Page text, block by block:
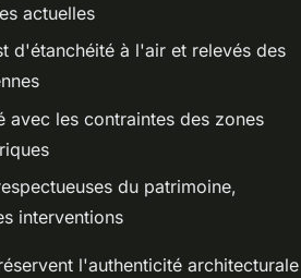
actuelles
d'étanchéité à l'air et relevés des
les contraintes des zones
du patrimoine,
interventions
l'authenticité architecturale